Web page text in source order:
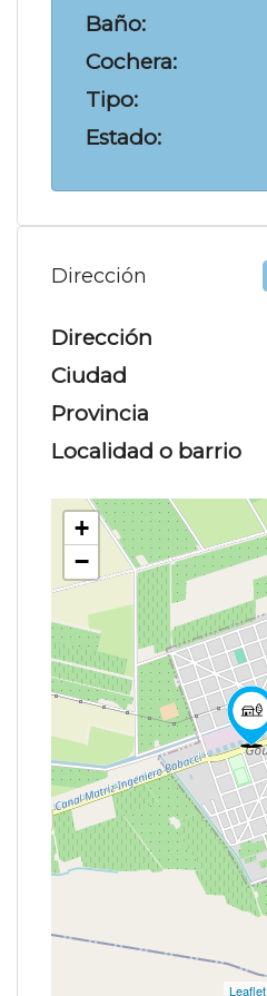
Baño:
Cochera:
Tipo:
Estado:
Dirección
Dirección
Ciudad
Provincia
Localidad o barrio
+
−
Leaflet